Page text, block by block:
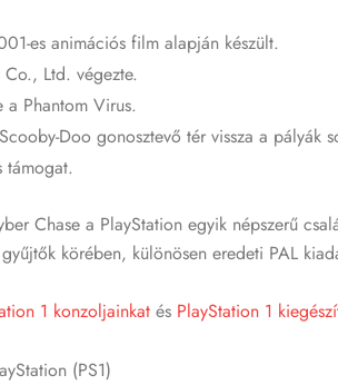
es animációs film alapján készült.
Ltd. végezte.
Phantom Virus.
Doo gonosztevő tér vissza a pályák
támogat.
Chase a PlayStation egyik népszerű
körében, különösen eredeti PAL
1 konzoljainkat és PlayStation 1
(PS1)